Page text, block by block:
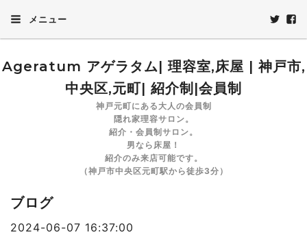
メニュー
Ageratum アゲラタム| 理容室,床屋 | 神戸市,
中央区,元町| 紹介制|会員制
神戸元町にある大人の会員制
隠れ家理容サロン。
紹介・会員制サロン。
男なら床屋！
紹介のみ来店可能です。
（神戸市中央区元町駅から徒歩3分）
ブログ
2024-06-07 16:37:00